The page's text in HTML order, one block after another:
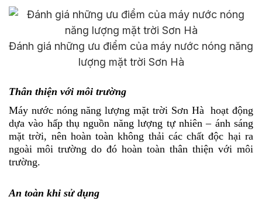
Đánh giá những ưu điểm của máy nước nóng năng
lượng mặt trời Sơn Hà
Thân thiện với môi trường
Máy nước nóng năng lượng mặt trời Sơn Hà hoạt động
dựa vào hấp thụ nguồn năng lượng tự nhiên – ánh sáng
mặt trời, nên hoàn toàn không thải các chất độc hại ra
ngoài môi trường do đó hoàn toàn thân thiện với môi
trường.
An toàn khi sử dụng